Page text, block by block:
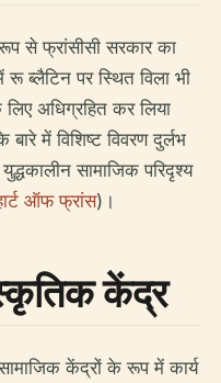
से फ्रांसीसी सरकार का
ब्लैटिन पर स्थित विला भी
अधिग्रहित कर लिया
में विशिष्ट विवरण दुर्लभ
सामाजिक परिदृश्य
ऑफ फ्रांस)।
केंद्र
केंद्रों के रूप में कार्य